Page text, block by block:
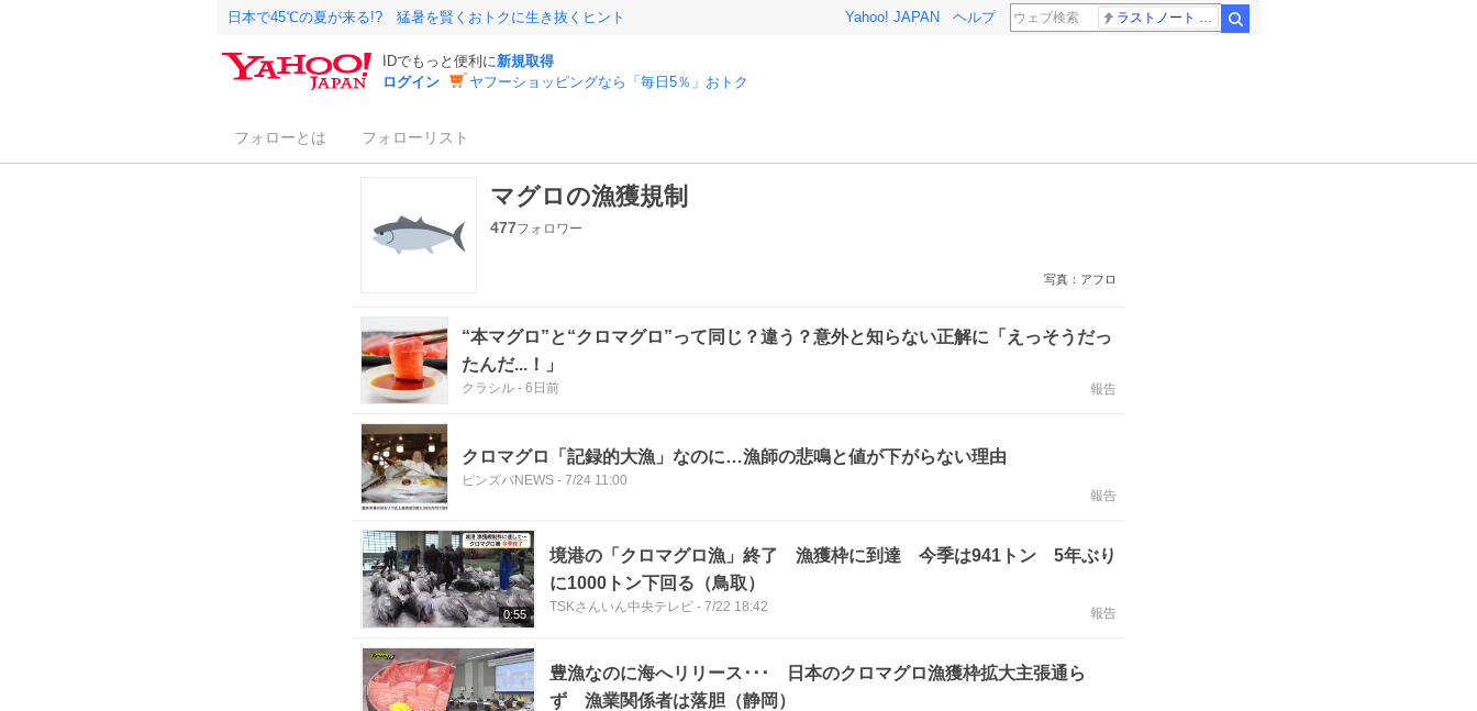
日本で45℃の夏が来る!? 猛暑を賢くおトクに生き抜くヒント Yahoo! JAPAN ヘルプ
IDでもっと便利に新規取得
ログイン
ヤフーショッピングなら「毎日5％」おトク
フォローとは フォローリスト
マグロの漁獲規制
477フォロワー
写真：アフロ
“本マグロ”と“クロマグロ”って同じ？違う？意外と知らない正解に「えっそうだっ
たんだ...！」
クラシル - 6日前 報告
クロマグロ「記録的大漁」なのに…漁師の悲鳴と値が下がらない理由
ピンズバNEWS - 7/24 11:00
報告
0:55
境港の「クロマグロ漁」終了 漁獲枠に到達 今季は941トン 5年ぶり
に1000トン下回る（鳥取）
TSKさんいん中央テレビ - 7/22 18:42 報告
豊漁なのに海へリリース･･･ 日本のクロマグロ漁獲枠拡大主張通ら
ず 漁業関係者は落胆（静岡）